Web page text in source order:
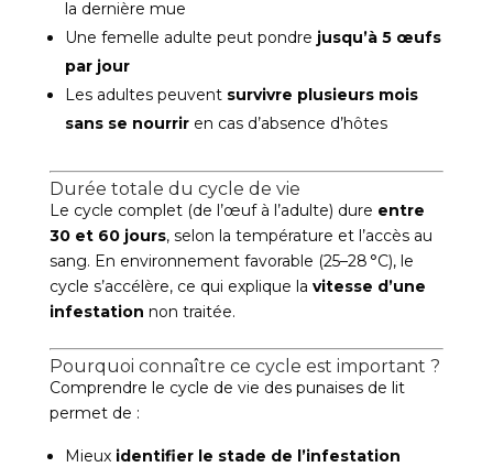
la dernière mue
Une femelle adulte peut pondre jusqu’à 5 œufs
par jour
Les adultes peuvent survivre plusieurs mois
sans se nourriren cas d’absence d’hôtes
Durée totale du cycle de vie
Le cycle complet (de l’œuf à l’adulte) dure entre
30 et 60 jours, selon la température et l’accès au
sang. En environnement favorable (25–28 °C), le
cycle s’accélère, ce qui explique la vitesse d’une
infestation non traitée.
Pourquoi connaître ce cycle est important ?
Comprendre le cycle de vie des punaises de lit
permet de :
Mieux identifier le stade de l’infestation